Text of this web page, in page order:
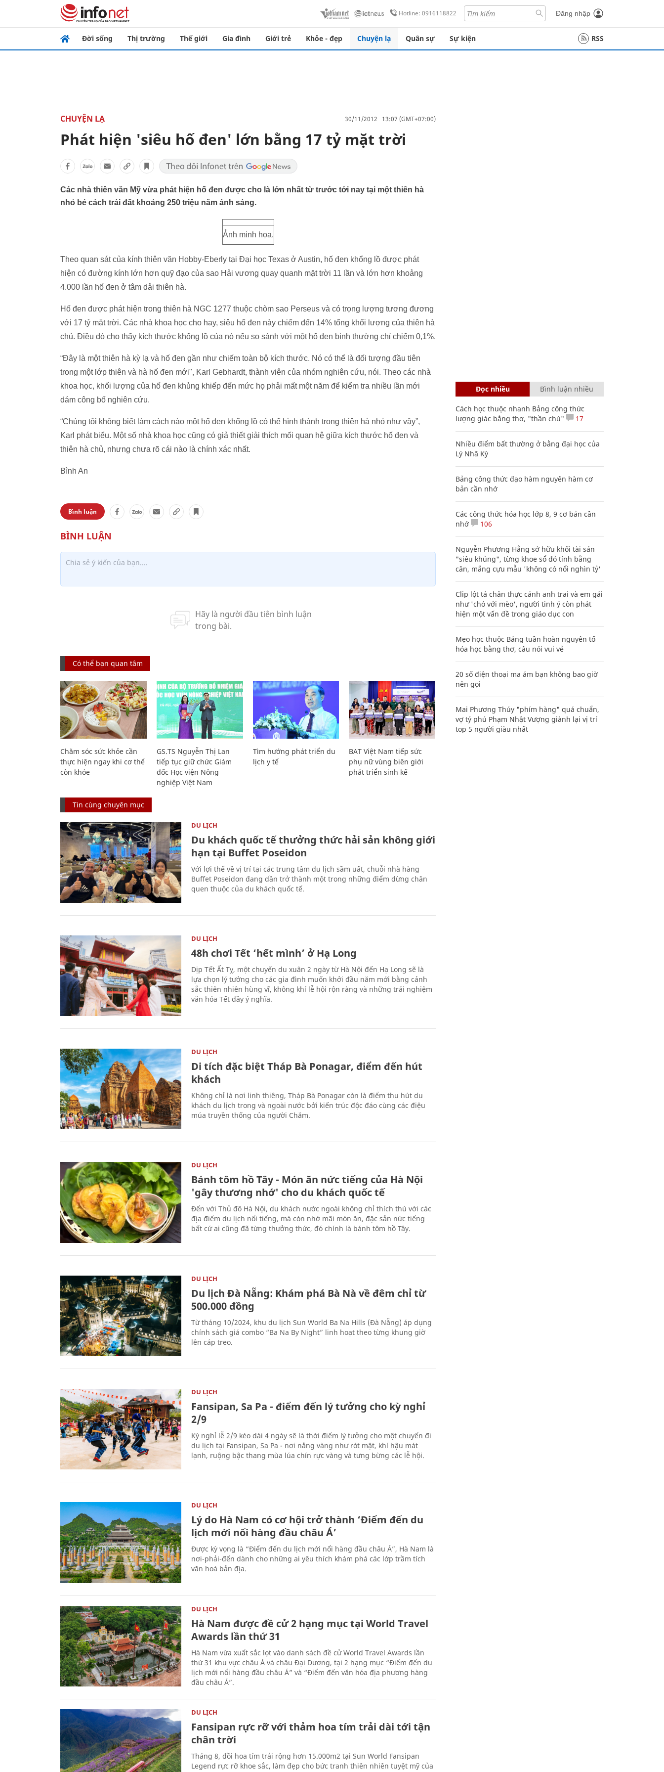
Hotline: 0916118822 Đăng nhập
Đời sống Thị trường Thế giới Gia đình Giới trẻ Khỏe - đẹp Chuyện lạ Quân sự Sự kiện RSS
CHUYỆN LẠ 30/11/2012 13:07 (GMT+07:00)
Phát hiện 'siêu hố đen' lớn bằng 17 tỷ mặt trời
Các nhà thiên văn Mỹ vừa phát hiện hố đen được cho là lớn nhất từ trước tới nay tại một thiên hà
nhỏ bé cách trái đất khoảng 250 triệu năm ánh sáng.
Ảnh minh họa.
Theo quan sát của kính thiên văn Hobby-Eberly tại Đại học Texas ở Austin, hố đen khổng lồ được phát
hiện có đường kính lớn hơn quỹ đạo của sao Hải vương quay quanh mặt trời 11 lần và lớn hơn khoảng
4.000 lần hố đen ở tâm dải thiên hà.
Hố đen được phát hiện trong thiên hà NGC 1277 thuộc chòm sao Perseus và có trọng lượng tương đương
với 17 tỷ mặt trời. Các nhà khoa học cho hay, siêu hố đen này chiếm đến 14% tổng khối lượng của thiên hà
chủ. Điều đó cho thấy kích thước khổng lồ của nó nếu so sánh với một hố đen bình thường chỉ chiếm 0,1%.
“Đây là một thiên hà kỳ lạ và hố đen gần như chiếm toàn bộ kích thước. Nó có thể là đối tượng đầu tiên
trong một lớp thiên và hà hố đen mới", Karl Gebhardt, thành viên của nhóm nghiên cứu, nói. Theo các nhà
khoa học, khối lượng của hố đen khủng khiếp đến mức họ phải mất một năm để kiểm tra nhiều lần mới
dám công bố nghiên cứu.
“Chúng tôi không biết làm cách nào một hố đen khổng lồ có thể hình thành trong thiên hà nhỏ như vậy”,
Karl phát biểu. Một số nhà khoa học cũng có giả thiết giải thích mối quan hệ giữa kích thước hố đen và
thiên hà chủ, nhưng chưa rõ cái nào là chính xác nhất.
Bình An
Bình luận
Có thể bạn quan tâm
Chăm sóc sức khỏe cần
thực hiện ngay khi cơ thể
còn khỏe
GS.TS Nguyễn Thị Lan
tiếp tục giữ chức Giám
đốc Học viện Nông
nghiệp Việt Nam
Tìm hướng phát triển du
lịch y tế
BAT Việt Nam tiếp sức
phụ nữ vùng biên giới
phát triển sinh kế
Tin cùng chuyên mục
DU LỊCH
Du khách quốc tế thưởng thức hải sản không giới
hạn tại Buffet Poseidon
Với lợi thế về vị trí tại các trung tâm du lịch sầm uất, chuỗi nhà hàng
Buffet Poseidon đang dần trở thành một trong những điểm dừng chân
quen thuộc của du khách quốc tế.
DU LỊCH
48h chơi Tết ‘hết mình’ ở Hạ Long
Dịp Tết Ất Tỵ, một chuyến du xuân 2 ngày từ Hà Nội đến Hạ Long sẽ là
lựa chọn lý tưởng cho các gia đình muốn khởi đầu năm mới bằng cảnh
sắc thiên nhiên hùng vĩ, không khí lễ hội rộn ràng và những trải nghiệm
văn hóa Tết đầy ý nghĩa.
DU LỊCH
Di tích đặc biệt Tháp Bà Ponagar, điểm đến hút
khách
Không chỉ là nơi linh thiêng, Tháp Bà Ponagar còn là điểm thu hút du
khách du lịch trong và ngoài nước bởi kiến trúc độc đáo cùng các điệu
múa truyền thống của người Chăm.
DU LỊCH
Bánh tôm hồ Tây - Món ăn nức tiếng của Hà Nội
'gây thương nhớ' cho du khách quốc tế
Đến với Thủ đô Hà Nội, du khách nước ngoài không chỉ thích thú với các
địa điểm du lịch nổi tiếng, mà còn nhớ mãi món ăn, đặc sản nức tiếng
bất cứ ai cũng đã từng thưởng thức, đó chính là bánh tôm hồ Tây.
DU LỊCH
Du lịch Đà Nẵng: Khám phá Bà Nà về đêm chỉ từ
500.000 đồng
Từ tháng 10/2024, khu du lịch Sun World Ba Na Hills (Đà Nẵng) áp dụng
chính sách giá combo “Ba Na By Night” linh hoạt theo từng khung giờ
lên cáp treo.
DU LỊCH
Fansipan, Sa Pa - điểm đến lý tưởng cho kỳ nghỉ
2/9
Kỳ nghỉ lễ 2/9 kéo dài 4 ngày sẽ là thời điểm lý tưởng cho một chuyến đi
du lịch tại Fansipan, Sa Pa - nơi nắng vàng như rót mật, khí hậu mát
lạnh, ruộng bậc thang mùa lúa chín rực vàng và tưng bừng các lễ hội.
DU LỊCH
Lý do Hà Nam có cơ hội trở thành ‘Điểm đến du
lịch mới nổi hàng đầu châu Á’
Được kỳ vọng là “Điểm đến du lịch mới nổi hàng đầu châu Á”, Hà Nam là
nơi-phải-đến dành cho những ai yêu thích khám phá các lớp trầm tích
văn hoá bản địa.
DU LỊCH
Hà Nam được đề cử 2 hạng mục tại World Travel
Awards lần thứ 31
Hà Nam vừa xuất sắc lọt vào danh sách đề cử World Travel Awards lần
thứ 31 khu vực châu Á và châu Đại Dương, tại 2 hạng mục “Điểm đến du
lịch mới nổi hàng đầu châu Á” và “Điểm đến văn hóa địa phương hàng
đầu châu Á”.
DU LỊCH
Fansipan rực rỡ với thảm hoa tím trải dài tới tận
chân trời
Tháng 8, đồi hoa tím trải rộng hơn 15.000m2 tại Sun World Fansipan
Legend rực rỡ khoe sắc, làm đẹp cho bức tranh thiên nhiên tuyệt mỹ của
Đọc nhiều Bình luận nhiều
Cách học thuộc nhanh Bảng công thức
lượng giác bằng thơ, "thần chú"
17
Nhiều điểm bất thường ở bằng đại học của
Lý Nhã Kỳ
Bảng công thức đạo hàm nguyên hàm cơ
bản cần nhớ
Các công thức hóa học lớp 8, 9 cơ bản cần
nhớ
106
Nguyễn Phương Hằng sở hữu khối tài sản
"siêu khủng", từng khoe sổ đỏ tính bằng
cân, mắng cựu mẫu 'không có nổi nghìn tỷ'
Clip lột tả chân thực cảnh anh trai và em gái
như 'chó với mèo', người tinh ý còn phát
hiện một vấn đề trong giáo dục con
Mẹo học thuộc Bảng tuần hoàn nguyên tố
hóa học bằng thơ, câu nói vui vẻ
20 số điện thoại ma ám bạn không bao giờ
nên gọi
Mai Phương Thúy "phím hàng" quá chuẩn,
vợ tỷ phú Phạm Nhật Vượng giành lại vị trí
top 5 người giàu nhất